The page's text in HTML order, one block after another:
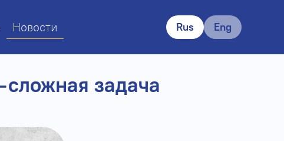
Новости Rus Eng
сложная задача